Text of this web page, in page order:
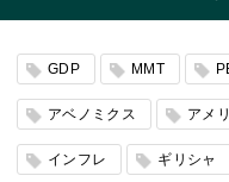
GDP MMT
アベノミクス アメ
インフレ ギリシャ